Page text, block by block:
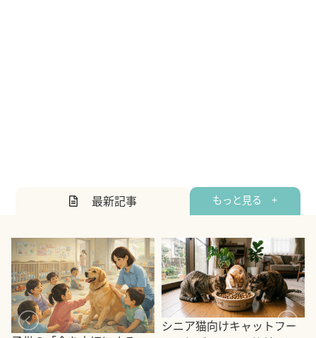
最新記事 もっと見る +
シニア猫向けキャットフー